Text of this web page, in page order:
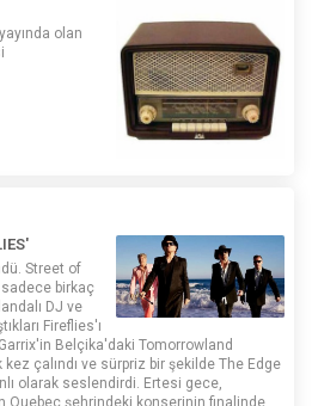
olan
Street of
birkaç
DJ ve
Fireflies'ı
Belçika'daki Tomorrowland
çalındı ​​ve sürpriz bir şekilde The Edge
olarak seslendirdi. Ertesi gece,
Quebec şehrindeki konserinin finalinde